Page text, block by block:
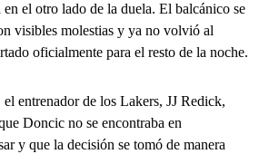
el otro lado de la duela. El balcánico se
visibles molestias y ya no volvió al
oficialmente para el resto de la noche.
el entrenador de los Lakers, JJ Redick,
Doncic no se encontraba en
y que la decisión se tomó de manera